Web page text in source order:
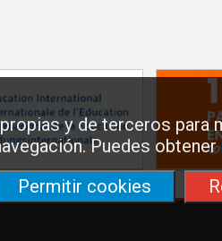
y de terceros para
Puedes obtener
Permitir cookies